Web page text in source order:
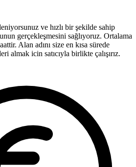
ve hızlı bir şekilde sahip
gerçekleşmesini sağlıyoruz. Ortalama
Alan adını size en kısa sürede
almak icin satıcıyla birlikte çalışırız.